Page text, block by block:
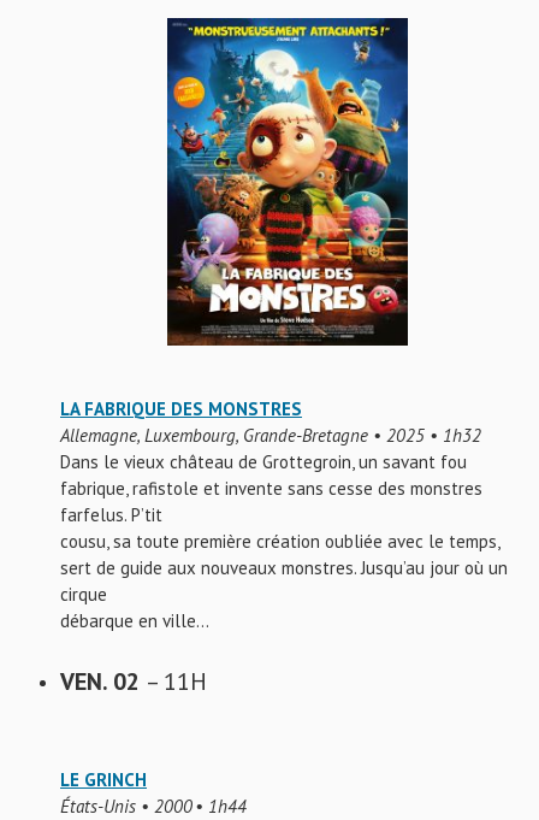
LA FABRIQUE DES MONSTRES
Allemagne, Luxembourg, Grande-Bretagne • 2025 • 1h32
Dans le vieux château de Grottegroin, un savant fou
fabrique, rafistole et invente sans cesse des monstres
farfelus. P’tit
cousu, sa toute première création oubliée avec le temps,
sert de guide aux nouveaux monstres. Jusqu’au jour où un
cirque
débarque en ville…
VEN. 02 – 11H
LE GRINCH
États-Unis • 2000 • 1h44